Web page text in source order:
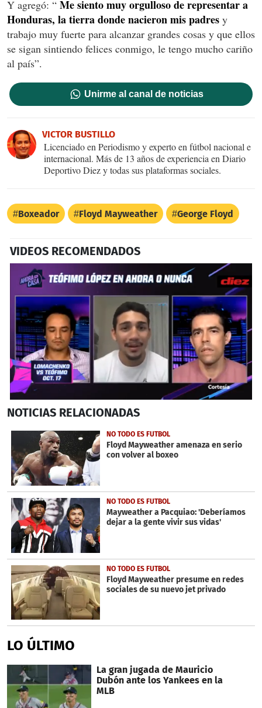
Y agregó: “ Me siento muy orgulloso de representar a
Honduras, la tierra donde nacieron mis padres y
trabajo muy fuerte para alcanzar grandes cosas y que ellos
se sigan sintiendo felices conmigo, le tengo mucho cariño
al país”.
Unirme al canal de noticias
VICTOR BUSTILLO
Licenciado en Periodismo y experto en fútbol nacional e
internacional. Más de 13 años de experiencia en Diario
Deportivo Diez y todas sus plataformas sociales.
Boxeador Floyd Mayweather George Floyd
VIDEOS RECOMENDADOS
seconds
24
seconds
NOTICIAS RELACIONADAS
NO TODO ES FUTBOL
Floyd Mayweather amenaza en serio
con volver al boxeo
NO TODO ES FUTBOL
Mayweather a Pacquiao: 'Deberíamos
dejar a la gente vivir sus vidas'
NO TODO ES FUTBOL
Floyd Mayweather presume en redes
sociales de su nuevo jet privado
LO ÚLTIMO
La gran jugada de Mauricio
Dubón ante los Yankees en la
MLB